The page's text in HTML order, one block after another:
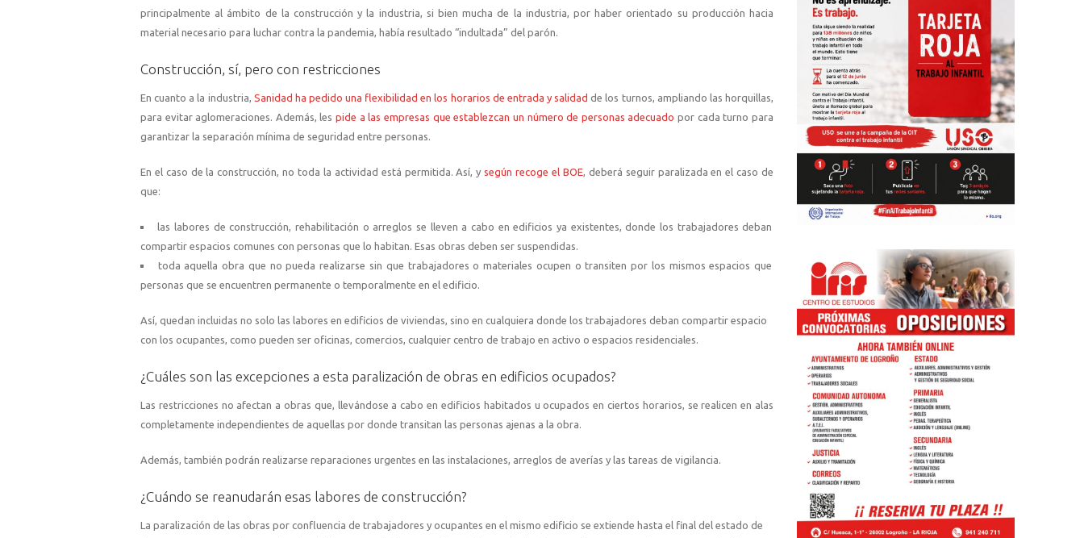
principalmente al ámbito de la construcción y la industria, si bien mucha de la industria, por haber orientado su producción hacia
material necesario para luchar contra la pandemia, había resultado “indultada” del parón.
Construcción, sí, pero con restricciones
En cuanto a la industria, Sanidad ha pedido una flexibilidad en los horarios de entrada y salidad de los turnos, ampliando las horquillas,
para evitar aglomeraciones. Además, lespide a las empresas que establezcan un número de personas adecuado por cada turno para
garantizar la separación mínima de seguridad entre personas.
En el caso de la construcción, no toda la actividad está permitida. Así, ysegún recoge el BOE, deberá seguir paralizada en el caso de
que:
las labores de construcción, rehabilitación o arreglos se lleven a cabo en edificios ya existentes, donde los trabajadores deban
compartir espacios comunes con personas que lo habitan. Esas obras deben ser suspendidas.
toda aquella obra que no pueda realizarse sin que trabajadores o materiales ocupen o transiten por los mismos espacios que
personas que se encuentren permanente o temporalmente en el edificio.
Así, quedan incluidas no solo las labores en edificios de viviendas, sino en cualquiera donde los trabajadores deban compartir espacio
con los ocupantes, como pueden ser oficinas, comercios, cualquier centro de trabajo en activo o espacios residenciales.
¿Cuáles son las excepciones a esta paralización de obras en edificios ocupados?
Las restricciones no afectan a obras que, llevándose a cabo en edificios habitados u ocupados en ciertos horarios, se realicen en alas
completamente independientes de aquellas por donde transitan las personas ajenas a la obra.
Además, también podrán realizarse reparaciones urgentes en las instalaciones, arreglos de averías y las tareas de vigilancia.
¿Cuándo se reanudarán esas labores de construcción?
La paralización de las obras por confluencia de trabajadores y ocupantes en el mismo edificio se extiende hasta el final del estado de